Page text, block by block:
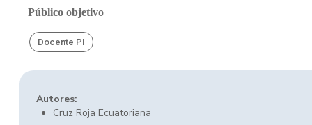
Público objetivo
Docente PI
Autores:
Cruz Roja Ecuatoriana